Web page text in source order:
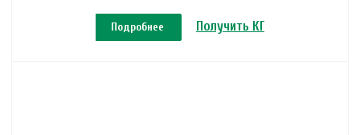
Подробнее Получить КП